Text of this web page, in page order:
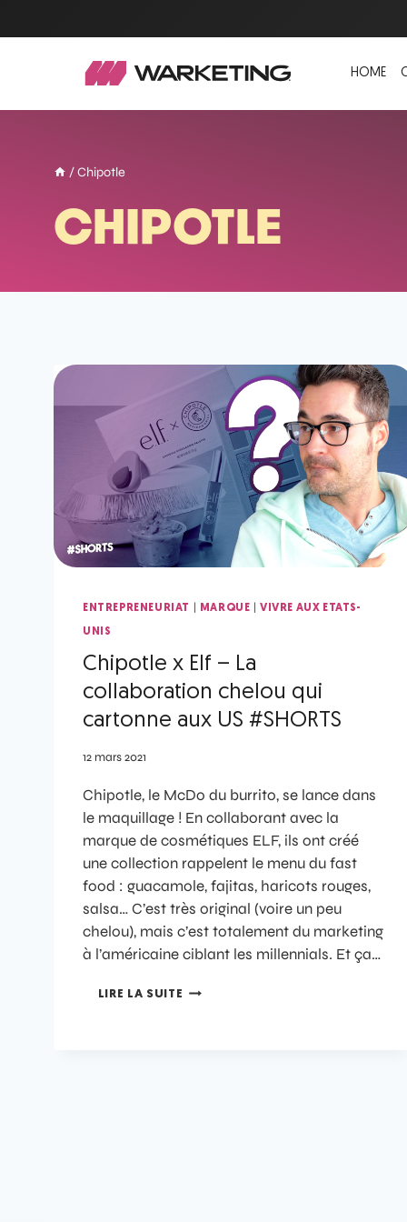
HOME
/ Chipotle
CHIPOTLE
ENTREPRENEURIAT | MARQUE |VIVRE AUX ETATS-
UNIS
Chipotle x Elf – La
collaboration chelou qui
cartonne aux US #SHORTS
12 mars 2021
Chipotle, le McDo du burrito, se lance dans
le maquillage ! En collaborant avec la
marque de cosmétiques ELF, ils ont créé
une collection rappelent le menu du fast
food : guacamole, fajitas, haricots rouges,
salsa… C’est très original (voire un peu
chelou), mais c’est totalement du marketing
à l’américaine ciblant les millennials. Et ça…
LIRE LA SUITE